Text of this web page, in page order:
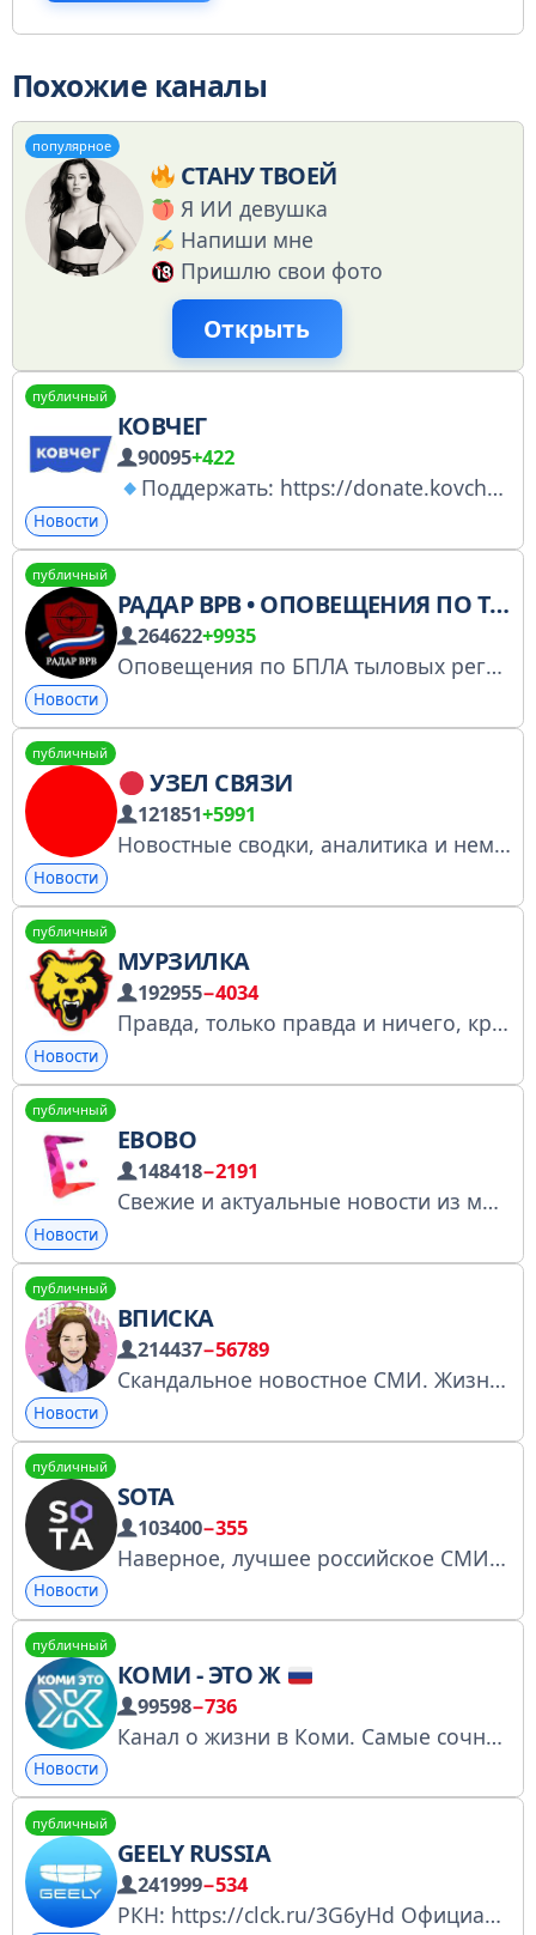
Похожие каналы
популярное
СТАНУ ТВОЕЙ
Я ИИ девушка
Напиши мне
Пришлю свои фото
Открыть
публичный
КОВЧЕГ
90095+422
Поддержать: https://donate.kovcheg.live Помогаем единомышленникам по обе стороны границы:
Новости
публичный
РАДАР ВРВ • ОПОВЕЩЕНИЯ ПО ТЫЛУ
264622+9935
Оповещения по БПЛА тыловых регионов, мы работаем совместно с ВПК, подразделениями ПВН и д.р. Ссылка на ВК/МАХ и отдельные каналы оповещений: https://t.me/+sCnG4GgUos4zZWNi
Новости
публичный
УЗЕЛ СВЯЗИ
121851+5991
Новостные сводки, аналитика и немного иронии. Освещаем кризисы и конфликты с 2014 года. Главный - @bot_tuman3 Менеджеры: @wake_sweat @lichka_patriota @bosteleg @hayiamashaaa
Новости
публичный
МУРЗИЛКА
192955−4034
Правда, только правда и ничего, кроме правды По вопросам рекламы: @senyatret Реклама на бирже: https://telega.in/c/+iFMYSydyGnE4M2Ey Пригласить друзей: https://t.me/+vUsWSZHgQDJiODc6 РКН https://vk.cc/cIdEYm
Новости
публичный
EBOBO
148418−2191
Свежие и актуальные новости из мира шоу-бизнеса. По всем вопросам @ebobovk (казино не рекламим) Реклама: @Ask_Tg @MVP_tg @daladnaa
Новости
публичный
ВПИСКА
214437−56789
Скандальное новостное СМИ. Жизнь нынешней молодёжи и не только
Новости
публичный
SOTA
103400−355
Наверное, лучшее российское СМИ. Реклама: @sotaadbot Рассказать новость: @s_nami_bot mail@sotaproject.com Поддержать: https://sotaproject.com/donate Большие тексты: https://t.me/sotatexty Издатель: VšĮ SOTA media (Литва)
Новости
публичный
КОМИ - ЭТО Ж
99598−736
Канал о жизни в Коми. Самые сочные события. Самые лучшие подписчики! Реклама @Main_komi Купить рекламу: telega.in/c/komivkomi Регистрация в РКН: https://clck.ru/3MpP7H При использовании материалов с канала ссылка на источник обязательна.
Новости
публичный
GEELY RUSSIA
241999−534
РКН: https://clck.ru/3G6yHd Официальный канал Geely Россия. Здесь новости бренда и обзоры автомобилей. Подробнее: https://t.me/geelyofficial/1546 Правила канала: https://t.me/geelyofficial/1000